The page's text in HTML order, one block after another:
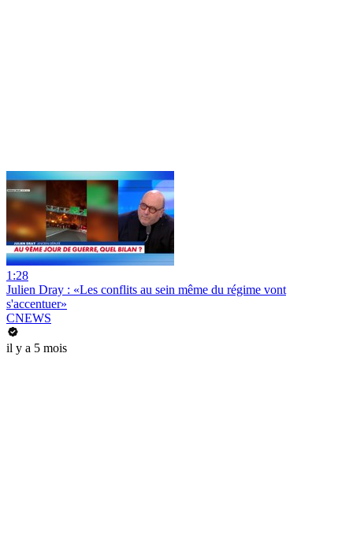
1:28
Julien Dray : «Les conflits au sein même du régime vont
s'accentuer»
CNEWS
il y a 5 mois